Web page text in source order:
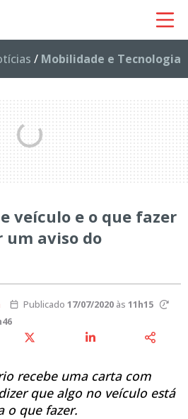
/ Mobilidade e Tecnologia
veículo e o que fazer
um aviso do
Publicado 17/07/2020às 11h15
recebe uma carta com
que algo no veículo está
o que fazer.